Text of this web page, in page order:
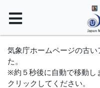
気象庁ホームページの古
た。
※約５秒後に自動で移動し
クリックしてください。